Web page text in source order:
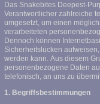
Das Snakebites Deepest-
Verantwortlicher zahlreiche
umgesetzt, um einen
verarbeiteten
Dennoch können
Sicherheitslücken
werden kann. Aus diesem
personenbezogene Daten
telefonisch, an uns zu
1. Begriffsbestimmungen